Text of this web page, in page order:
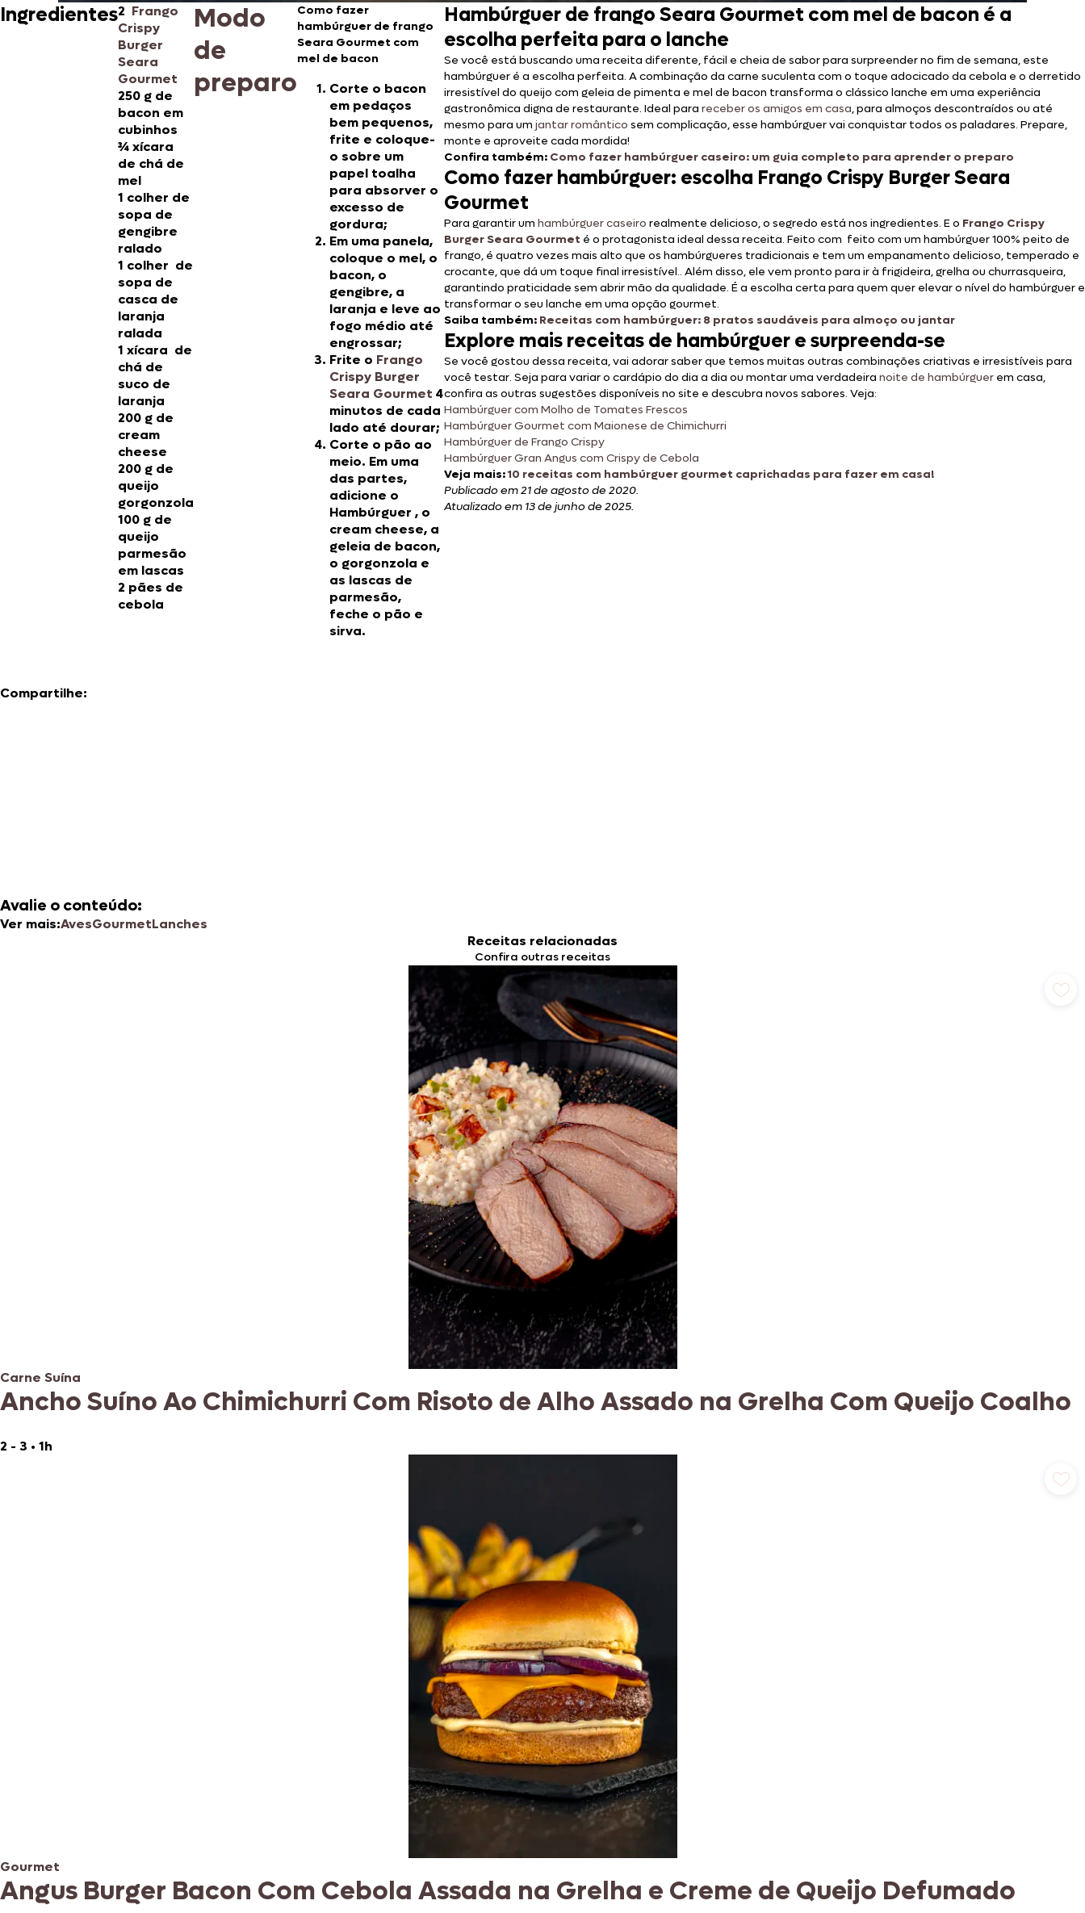
Ingredientes2 Frango
Crispy
Burger
Seara
Gourmet
250 g de
bacon em
cubinhos
¾ xícara
de chá de
mel
1 colher de
sopa de
gengibre
ralado
1 colher de
sopa de
casca de
laranja
ralada
1 xícara de
chá de
suco de
laranja
200 g de
cream
cheese
200 g de
queijo
gorgonzola
100 g de
queijo
parmesão
em lascas
2 pães de
cebola
Modo
de
preparo
Como fazer
hambúrguer de frango
Seara Gourmet com
mel de bacon
Corte o bacon
em pedaços
bem pequenos,
frite e coloque-
o sobre um
papel toalha
para absorver o
excesso de
gordura;
Em uma panela,
coloque o mel, o
bacon, o
gengibre, a
laranja e leve ao
fogo médio até
engrossar;
Frite o Frango
Crispy Burger
Seara Gourmet 4
minutos de cada
lado até dourar;
Corte o pão ao
meio. Em uma
das partes,
adicione o
Hambúrguer , o
cream cheese, a
geleia de bacon,
o gorgonzola e
as lascas de
parmesão,
feche o pão e
sirva.
Hambúrguer de frango Seara Gourmet com mel de bacon é a
escolha perfeita para o lanche
Se você está buscando uma receita diferente, fácil e cheia de sabor para surpreender no fim de semana, este
hambúrguer é a escolha perfeita. A combinação da carne suculenta com o toque adocicado da cebola e o derretido
irresistível do queijo com geleia de pimenta e mel de bacon transforma o clássico lanche em uma experiência
gastronômica digna de restaurante. Ideal para receber os amigos em casa, para almoços descontraídos ou até
mesmo para um jantar romântico sem complicação, esse hambúrguer vai conquistar todos os paladares. Prepare,
monte e aproveite cada mordida!
Confira também: Como fazer hambúrguer caseiro: um guia completo para aprender o preparo
Como fazer hambúrguer: escolha Frango Crispy Burger Seara
Gourmet
Para garantir um hambúrguer caseiro realmente delicioso, o segredo está nos ingredientes. E o Frango Crispy
Burger Seara Gourmet é o protagonista ideal dessa receita. Feito com feito com um hambúrguer 100% peito de
frango, é quatro vezes mais alto que os hambúrgueres tradicionais e tem um empanamento delicioso, temperado e
crocante, que dá um toque final irresistível.. Além disso, ele vem pronto para ir à frigideira, grelha ou churrasqueira,
garantindo praticidade sem abrir mão da qualidade. É a escolha certa para quem quer elevar o nível do hambúrguer e
transformar o seu lanche em uma opção gourmet.
Saiba também: Receitas com hambúrguer: 8 pratos saudáveis para almoço ou jantar
Explore mais receitas de hambúrguer e surpreenda-se
Se você gostou dessa receita, vai adorar saber que temos muitas outras combinações criativas e irresistíveis para
você testar. Seja para variar o cardápio do dia a dia ou montar uma verdadeira noite de hambúrguerem casa,
confira as outras sugestões disponíveis no site e descubra novos sabores. Veja:
Hambúrguer com Molho de Tomates Frescos
Hambúrguer Gourmet com Maionese de Chimichurri
Hambúrguer de Frango Crispy
Hambúrguer Gran Angus com Crispy de Cebola
Veja mais:10 receitas com hambúrguer gourmet caprichadas para fazer em casa!
Publicado em 21 de agosto de 2020.
Atualizado em 13 de junho de 2025.
Compartilhe:
Avalie o conteúdo:
Ver mais:AvesGourmetLanches
Receitas relacionadas
Confira outras receitas
Carne Suína
Ancho Suíno Ao Chimichurri Com Risoto de Alho Assado na Grelha Com Queijo Coalho
2 - 3 • 1h
Gourmet
Angus Burger Bacon Com Cebola Assada na Grelha e Creme de Queijo Defumado